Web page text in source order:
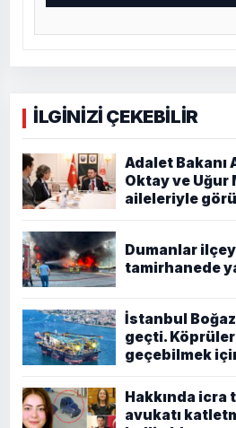
İLGİNİZİ ÇEKEBİLİR
Adalet Bakanı
Oktay ve Uğur
aileleriyle
Dumanlar
tamirhanede
İstanbul
geçti.
geçebilmek
Hakkında icra
avukatı